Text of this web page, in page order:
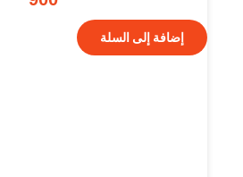
إضافة إلى السلة